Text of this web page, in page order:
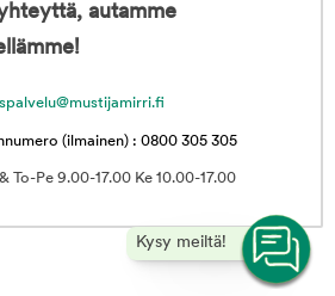
Kysy meiltä!
autamme
(ilmainen) : 0800 305 305
To-Pe 9.00-17.00 Ke 10.00-17.00